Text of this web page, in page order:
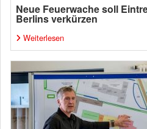
Neue Feuerwache soll
Berlins verkürzen
Weiterlesen